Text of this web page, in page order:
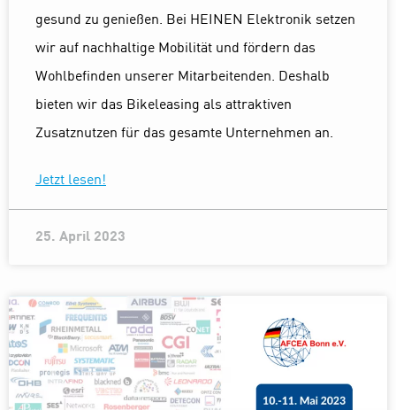
gesund zu genießen. Bei HEINEN Elektronik setzen
wir auf nachhaltige Mobilität und fördern das
Wohlbefinden unserer Mitarbeitenden. Deshalb
bieten wir das Bikeleasing als attraktiven
Zusatznutzen für das gesamte Unternehmen an.
Jetzt lesen!
25. April 2023